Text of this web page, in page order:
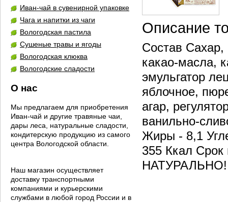
Иван-чай в сувенирной упаковке
Чага и напитки из чаги
Вологодская пастила
Сушеные травы и ягоды
Вологодская клюква
Вологодские сладости
О нас
Мы предлагаем для приобретения
Иван-чай и другие травяные чаи,
дары леса, натуральные сладости,
кондитерскую продукцию из самого
центра Вологодской области.
Наш магазин осуществляет
доставку транспортными
компаниями и курьерскими
службами в любой город России и в
Описание
Состав Сахар,
какао-масла,
эмульгатор
яблочное,
агар,
ванильно-
Жиры - 8,1
355 Ккал